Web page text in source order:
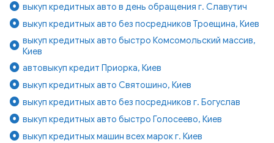
выкуп кредитных авто в день обращения г. Славутич
выкуп кредитных авто без посредников Троещина, Киев
выкуп кредитных авто быстро Комсомольский массив,
Киев
автовыкуп кредит Приорка, Киев
выкуп кредитных авто Святошино, Киев
выкуп кредитных авто без посредников г. Богуслав
выкуп кредитных авто быстро Голосеево, Киев
выкуп кредитных машин всех марок г. Киев